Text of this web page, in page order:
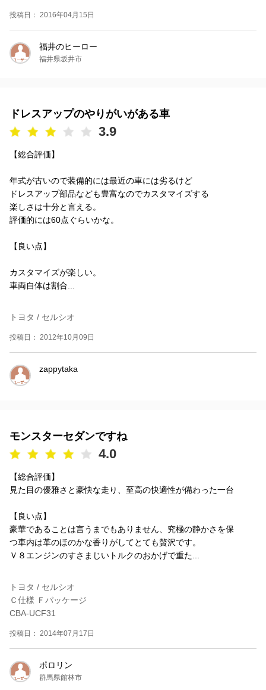
投稿日： 2016年04月15日
福井のヒーロー
福井県坂井市
ドレスアップのやりがいがある車
3.9
【総合評価】
年式が古いので装備的には最近の車には劣るけど
ドレスアップ部品なども豊富なのでカスタマイズする
楽しさは十分と言える。
評価的には60点ぐらいかな。
【良い点】
カスタマイズが楽しい。
車両自体は割合...
トヨタ / セルシオ
投稿日： 2012年10月09日
zappytaka
モンスターセダンですね
4.0
【総合評価】
見た目の優雅さと豪快な走り、至高の快適性が備わった一台
【良い点】
豪華であることは言うまでもありません、究極の静かさを保
つ車内は革のほのかな香りがしてとても贅沢です。
Ｖ８エンジンのすさまじいトルクのおかげで重た...
トヨタ / セルシオ
Ｃ仕様 Ｆパッケージ
CBA-UCF31
投稿日： 2014年07月17日
ポロリン
群馬県館林市